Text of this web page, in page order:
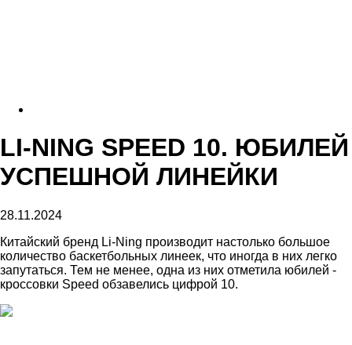
LI-NING SPEED 10. ЮБИЛЕЙ
УСПЕШНОЙ ЛИНЕЙКИ
28.11.2024
Китайский бренд Li-Ning производит настолько большое
количество баскетбольных линеек, что иногда в них легко
запутаться. Тем не менее, одна из них отметила юбилей -
кроссовки Speed обзавелись цифрой 10.